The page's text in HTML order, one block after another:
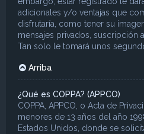
adicionales y/o ventajas que
disfrutaría, como tener su
mensajes privados, suscripción
Tan solo le tomará unos
Arriba
¿Qué es COPPA? (APPCO)
COPPA, APPCO, o Acta de
menores de 13 años del año
Estados Unidos, donde se